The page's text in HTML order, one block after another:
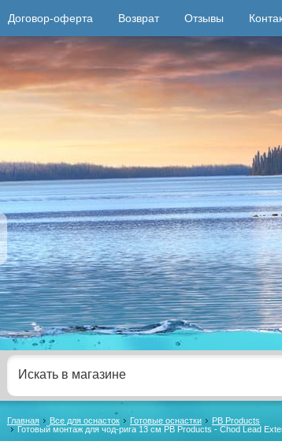
Договор-оферта Возврат Отзывы
Главная Все для оснасток Готовые оснастки
PB Products
Готовый монтаж для чод-рига 13 см PB Products - Chod Lead